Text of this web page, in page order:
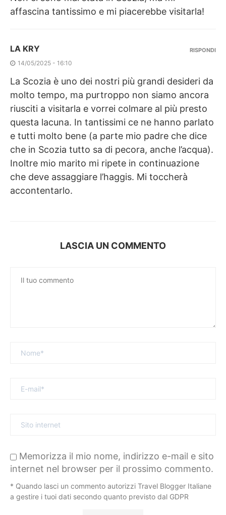
affascina tantissimo e mi piacerebbe visitarla!
LA KRY
14/05/2025 - 16:10
La Scozia è uno dei nostri più grandi desideri da
molto tempo, ma purtroppo non siamo ancora
riusciti a visitarla e vorrei colmare al più presto
questa lacuna. In tantissimi ce ne hanno parlato
e tutti molto bene (a parte mio padre che dice
che in Scozia tutto sa di pecora, anche l’acqua).
Inoltre mio marito mi ripete in continuazione
che deve assaggiare l’haggis. Mi toccherà
accontentarlo.
RISPONDI
LASCIA UN COMMENTO
Memorizza il mio nome, indirizzo e-mail e sito
internet nel browser per il prossimo commento.
* Quando lasci un commento autorizzi Travel Blogger Italiane
a gestire i tuoi dati secondo quanto previsto dal GDPR